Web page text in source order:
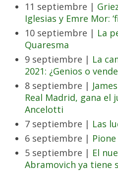
11 septiembre |
Iglesias y Emre Mor:
10 septiembre | La
Quaresma
9 septiembre | La
2021: ¿Genios o
8 septiembre |
Real Madrid, gana el
Ancelotti
7 septiembre | Las
6 septiembre |
5 septiembre | El
Abramovich ya tiene